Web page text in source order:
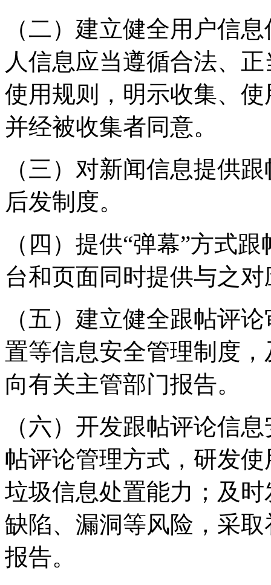
（二）建立健全用户信
人信息应当遵循合法、
使用规则，明示收集、
并经被收集者同意。
（三）对新闻信息提供
后发制度。
（四）提供“弹幕”方式
台和页面同时提供与之
（五）建立健全跟帖评
置等信息安全管理制度
向有关主管部门报告。
（六）开发跟帖评论信
帖评论管理方式，研发
垃圾信息处置能力；及
缺陷、漏洞等风险，采
报告。